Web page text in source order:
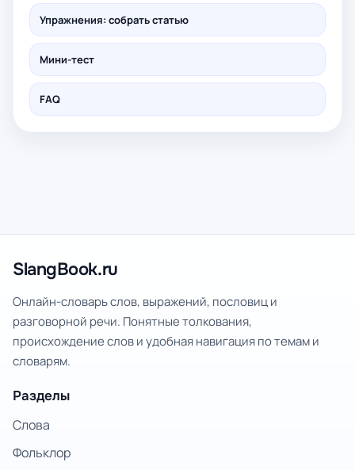
Упражнения: собрать статью
Мини-тест
FAQ
SlangBook.ru
Онлайн-словарь слов, выражений, пословиц и
разговорной речи. Понятные толкования,
происхождение слов и удобная навигация по темам и
словарям.
Разделы
Слова
Фольклор